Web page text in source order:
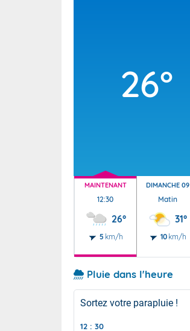
26°
MAINTENANT
12:30
26°
5 km/h
DIMANCHE 09
Matin
31°
10 km/h
Pluie dans l'heure
Sortez votre parapluie !
12 : 30